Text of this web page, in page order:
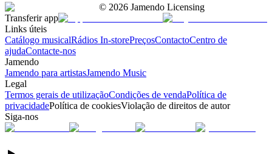
© 2026 Jamendo Licensing
Transferir app
Links úteis
Catálogo musicalRádios In-storePreçosContactoCentro de
ajudaContacte-nos
Jamendo
Jamendo para artistasJamendo Music
Legal
Termos gerais de utilizaçãoCondições de vendaPolítica de
privacidadePolítica de cookiesViolação de direitos de autor
Siga-nos